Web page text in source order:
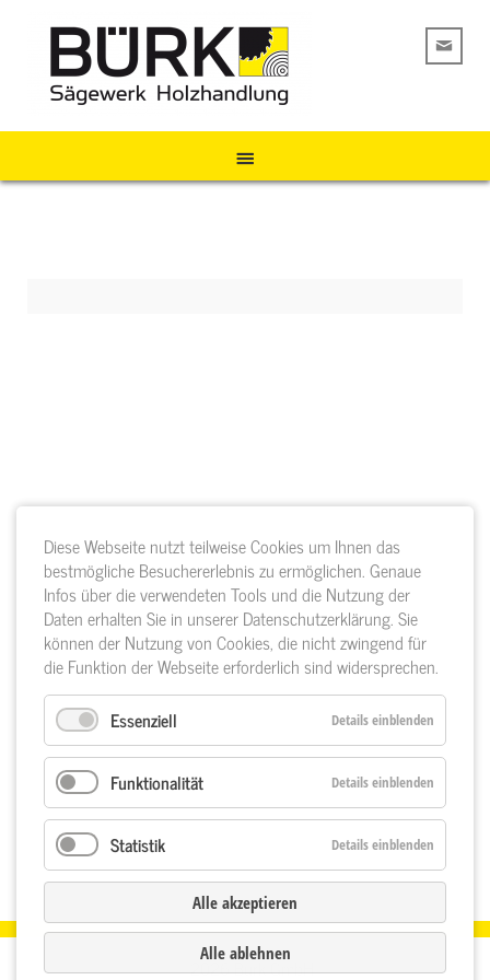
© 2026 Bürk GmbH
Diese Webseite nutzt teilweise Cookies um Ihnen das
bestmögliche Besuchererlebnis zu ermöglichen. Genaue
Infos über die verwendeten Tools und die Nutzung der
Daten erhalten Sie in unserer Datenschutzerklärung. Sie
können der Nutzung von Cookies, die nicht zwingend für
die Funktion der Webseite erforderlich sind widersprechen.
Essenziell
Details einblenden
Funktionalität Details einblenden
Statistik Details einblenden
Alle akzeptieren
Alle ablehnen